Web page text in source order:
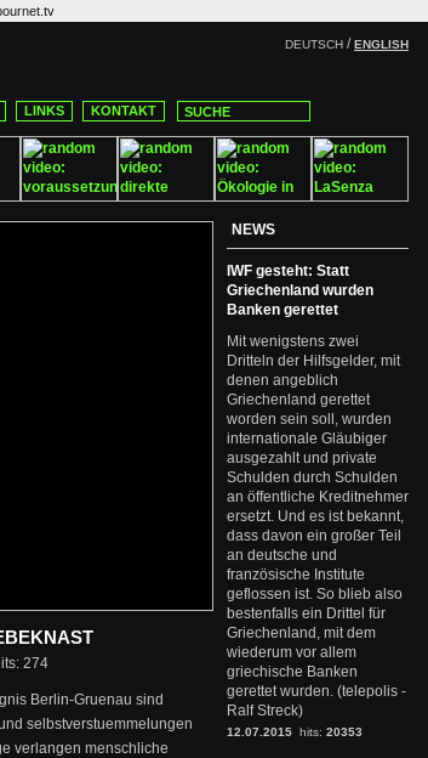
DEUTSCH /ENGLISH
LINKS KONTAKT
274
Berlin-Gruenau sind
selbstverstuemmelungen
verlangen menschliche
NEWS
IWF gesteht: Statt
Griechenland wurden
Banken gerettet
Mit wenigstens zwei
Dritteln der Hilfsgelder, mit
denen angeblich
Griechenland gerettet
worden sein soll, wurden
internationale Gläubiger
ausgezahlt und private
Schulden durch Schulden
an öffentliche Kreditnehmer
ersetzt. Und es ist bekannt,
dass davon ein großer Teil
an deutsche und
französische Institute
geflossen ist. So blieb also
bestenfalls ein Drittel für
Griechenland, mit dem
wiederum vor allem
griechische Banken
gerettet wurden. (telepolis -
Ralf Streck)
12.07.2015 hits: 20353